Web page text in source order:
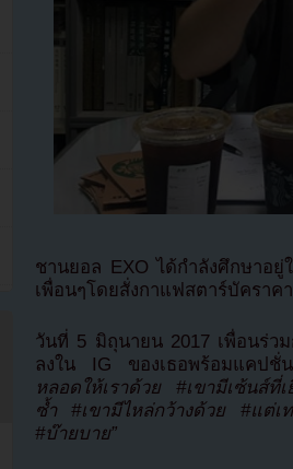
ชานยอล EXO ได้กำลังศึกษาอยู่
เพื่อนๆโดยสั่งกาแฟสตาร์บัคราค
วันที่ 5 มิถุนายน 2017 เพื่อนร่ว
ลงใน IG ของเธอพร้อมแคปชั่
หลอดให้เราด้วย #เขามีเซ้นส์ที่
ซ้ำ #เขามีไหล่กว้างด้วย #แต่เ
#บ๊ายบาย”